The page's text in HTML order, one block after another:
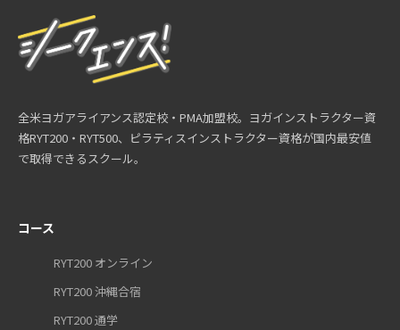
全米ヨガアライアンス認定校・PMA加盟校。ヨガインストラクター資
格RYT200・RYT500、ピラティスインストラクター資格が国内最安値
で取得できるスクール。
コース
RYT200 オンライン
RYT200 沖縄合宿
RYT200 通学